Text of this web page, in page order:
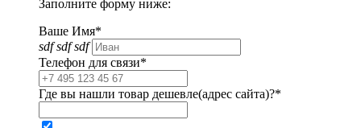
Заполните форму ниже:
Ваше Имя*
sdf sdf sdf
Телефон для связи*
Где вы нашли товар дешевле(адрес сайта)?*